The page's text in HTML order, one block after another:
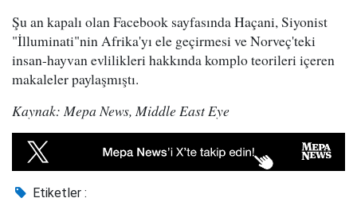
Şu an kapalı olan Facebook sayfasında Haçani, Siyonist
"İlluminati"nin Afrika'yı ele geçirmesi ve Norveç'teki
insan-hayvan evlilikleri hakkında komplo teorileri içeren
makaleler paylaşmıştı.
Kaynak: Mepa News, Middle East Eye
Etiketler :